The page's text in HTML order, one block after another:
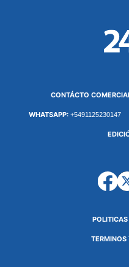
CONTÁCTO
WHATSAPP: +5491125230147
TERMINOS